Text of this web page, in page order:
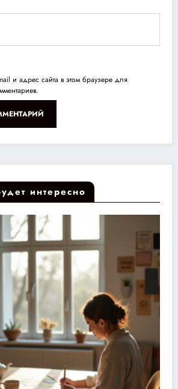
и адрес сайта в этом браузере для
интересно